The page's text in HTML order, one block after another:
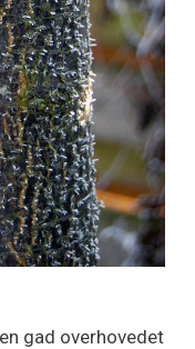
gad overhovedet